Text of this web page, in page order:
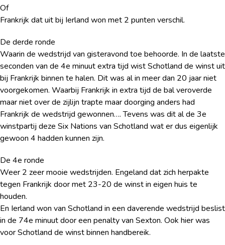
Of
Frankrijk dat uit bij Ierland won met 2 punten verschil.
De derde ronde
Waarin de wedstrijd van gisteravond toe behoorde. In de laatste
seconden van de 4e minuut extra tijd wist Schotland de winst uit
bij Frankrijk binnen te halen. Dit was al in meer dan 20 jaar niet
voorgekomen. Waarbij Frankrijk in extra tijd de bal veroverde
maar niet over de zijlijn trapte maar doorging anders had
Frankrijk de wedstrijd gewonnen…. Tevens was dit al de 3e
winstpartij deze Six Nations van Schotland wat er dus eigenlijk
gewoon 4 hadden kunnen zijn.
De 4e ronde
Weer 2 zeer mooie wedstrijden. Engeland dat zich herpakte
tegen Frankrijk door met 23-20 de winst in eigen huis te
houden.
En Ierland won van Schotland in een daverende wedstrijd beslist
in de 74e minuut door een penalty van Sexton. Ook hier was
voor Schotland de winst binnen handbereik.